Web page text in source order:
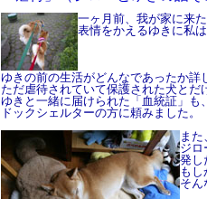
一ヶ月前、我が家に来
表情をかえるゆきに私は
ゆきの前の生活がどんなであったか詳
ただ虐待されていて保護された犬とだ
ゆきと一緒に届けられた「血統証」も
ドックシェルターの方に頼みました。
また
ジロ
発し
もし
そん